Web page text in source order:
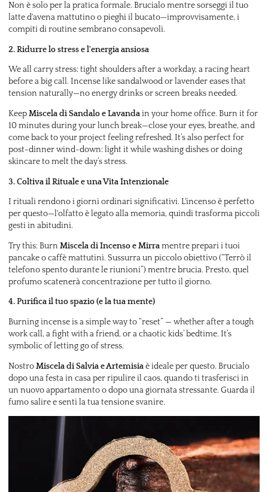
Non è solo per la pratica formale. Brucialo mentre sorseggi il tuo
latte d'avena mattutino o pieghi il bucato—improvvisamente, i
compiti di routine sembrano consapevoli.
2. Ridurre lo stress e l'energia ansiosa
We all carry stress: tight shoulders after a workday, a racing heart
before a big call. Incense like sandalwood or lavender eases that
tension naturally—no energy drinks or screen breaks needed.
KeepMiscela di Sandalo e Lavandain your home office. Burn it for
10 minutes during your lunch break—close your eyes, breathe, and
come back to your project feeling refreshed. It’s also perfect for
post-dinner wind-down: light it while washing dishes or doing
skincare to melt the day’s stress.
3. Coltiva il Rituale e una Vita Intenzionale
I rituali rendono i giorni ordinari significativi. L'incenso è perfetto
per questo—l'olfatto è legato alla memoria, quindi trasforma piccoli
gesti in abitudini.
Try this: Burn Miscela di Incenso e Mirramentre prepari i tuoi
pancake o caffè mattutini. Sussurra un piccolo obiettivo (“Terrò il
telefono spento durante le riunioni”) mentre brucia. Presto, quel
profumo scatenerà concentrazione per tutto il giorno.
4. Purifica il tuo spazio (e la tua mente)
Burning incense is a simple way to “reset” — whether after a tough
work call, a fight with a friend, or a chaotic kids’ bedtime. It’s
symbolic of letting go of stress.
NostroMiscela di Salvia e Artemisiaè ideale per questo. Brucialo
dopo una festa in casa per ripulire il caos, quando ti trasferisci in
un nuovo appartamento o dopo una giornata stressante. Guarda il
fumo salire e senti la tua tensione svanire.